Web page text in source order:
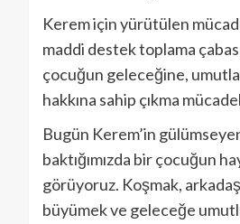
Kerem için yürütülen
maddi destek toplama
çocuğun geleceğine,
hakkına sahip çıkma
Bugün Kerem’in
baktığımızda bir çocuğun
görüyoruz. Koşmak,
büyümek ve geleceğe